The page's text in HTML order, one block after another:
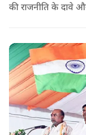
की राजनीति के दावे
चाहिए.